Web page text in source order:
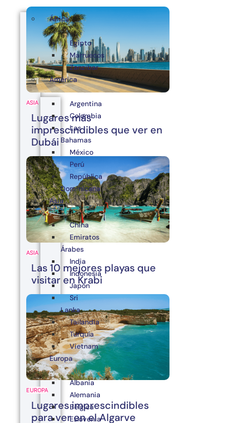
ASIA
Lugares más
imprescindibles que ver en
Dubái
ASIA
Las 10 mejores playas que
visitar en Krabi
EUROPA
Lugares imprescindibles
para ver en el Algarve
África
Egipto
Marruecos
Zanzibar
América
Argentina
Colombia
Las
Bahamas
México
Perú
República
Dominicana
Asia
China
Emiratos
Árabes
India
Indonesia
Japón
Sri
Lanka
Tailandia
Turquía
Vietnam
Europa
Albania
Alemania
Bélgica
Eslovenia